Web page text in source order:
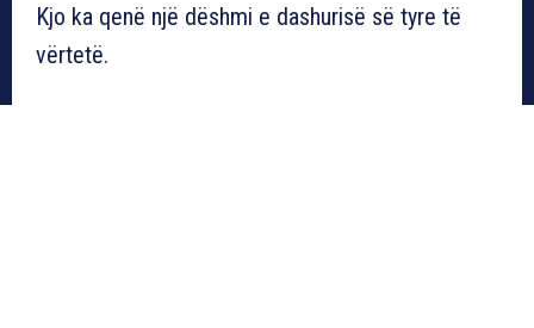
Kjo ka qenë një dëshmi e dashurisë së tyre të
vërtetë.